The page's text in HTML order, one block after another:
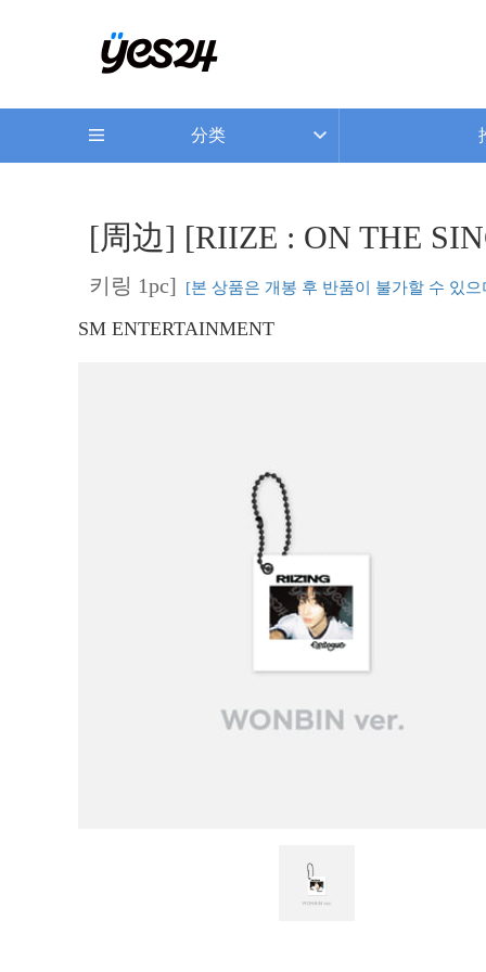
分类
[周边] [RIIZE : ON THE
키링 1pc] [본 상품은 개봉 후 반품이 불가할 수 있
SM ENTERTAINMENT